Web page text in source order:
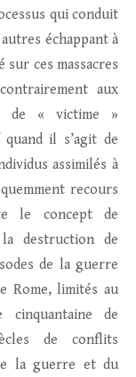
qui conduit
échappant à
ces massacres
aux
de « victime »
il s’agit de
assimilés à
recours
le concept de
destruction de
de la guerre
Rome, limités au
cinquantaine de
de conflits
la guerre et du